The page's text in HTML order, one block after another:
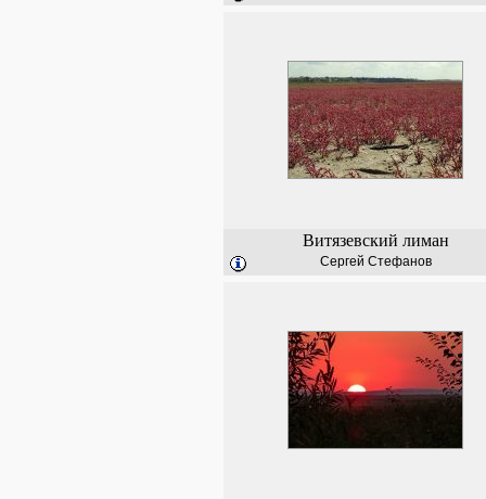
Витязевский лиман
Сергей Стефанов